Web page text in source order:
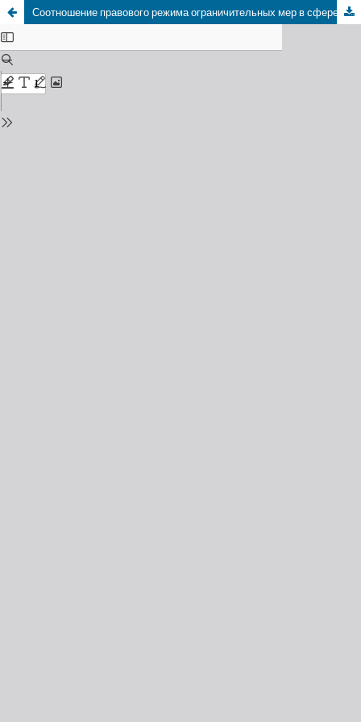
Соотношение правового режима ограничительных мер в сфере интеллектуальной собственности с режимом национализации имущества в отдельных государствах СНГ (на примере России и Республики Беларусь)